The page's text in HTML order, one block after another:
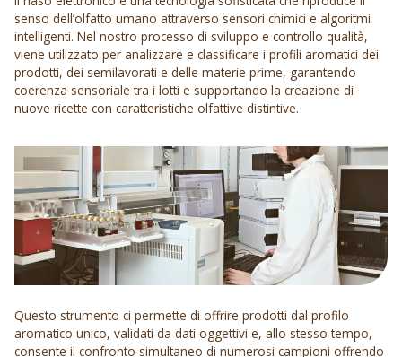
senso dell’olfatto umano attraverso sensori chimici e algoritmi
intelligenti. Nel nostro processo di sviluppo e controllo qualità,
viene utilizzato per analizzare e classificare i profili aromatici dei
prodotti, dei semilavorati e delle materie prime, garantendo
coerenza sensoriale tra i lotti e supportando la creazione di
nuove ricette con caratteristiche olfattive distintive.
Questo strumento ci permette di offrire prodotti dal profilo
aromatico unico, validati da dati oggettivi e, allo stesso tempo,
consente il confronto simultaneo di numerosi campioni offrendo